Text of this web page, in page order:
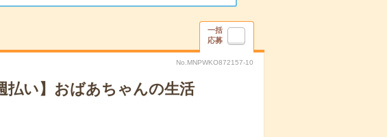
一括
応募
No.MNPWKO872157-10
払い】おばあちゃんの生活